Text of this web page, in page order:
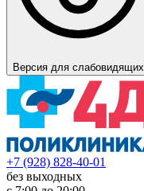
Версия для слабовидящих
+7 (928) 828-40-01
без выходных